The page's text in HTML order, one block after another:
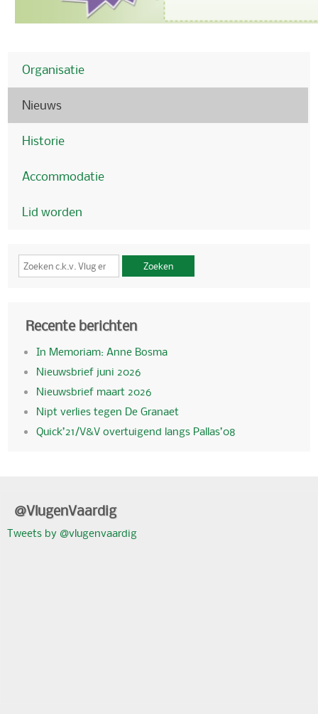
Organisatie
Nieuws
Historie
Accommodatie
Lid worden
Zoeken
Recente berichten
In Memoriam: Anne Bosma
Nieuwsbrief juni 2026
Nieuwsbrief maart 2026
Nipt verlies tegen De Granaet
Quick’21/V&V overtuigend langs Pallas’08
@VlugenVaardig
Tweets by @vlugenvaardig